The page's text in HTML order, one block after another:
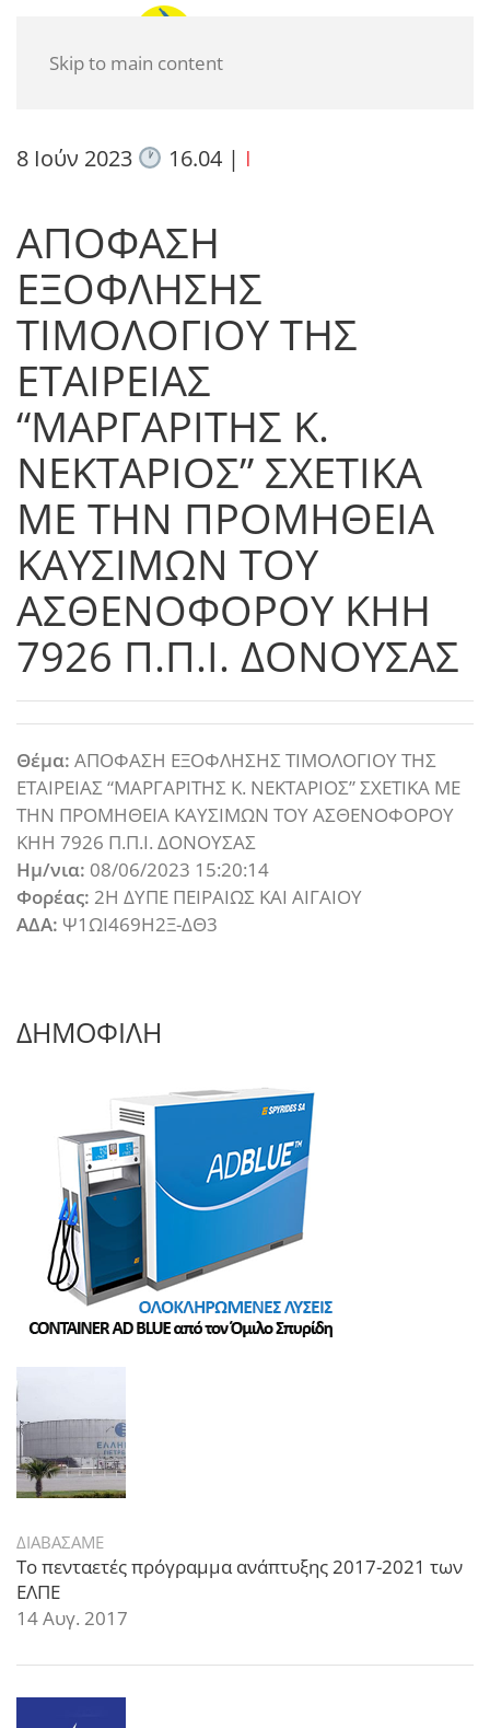
Skip to main content
8 Ιούν 2023 16.04| I
ΑΠΟΦΑΣΗ
ΕΞΟΦΛΗΣΗΣ
ΤΙΜΟΛΟΓΙΟΥ ΤΗΣ
ΕΤΑΙΡΕΙΑΣ
“ΜΑΡΓΑΡΙΤΗΣ Κ.
ΝΕΚΤΑΡΙΟΣ” ΣΧΕΤΙΚΑ
ΜΕ ΤΗΝ ΠΡΟΜΗΘΕΙΑ
ΚΑΥΣΙΜΩΝ ΤΟΥ
ΑΣΘΕΝΟΦΟΡΟΥ ΚΗΗ
7926 Π.Π.Ι. ΔΟΝΟΥΣΑΣ
Θέμα: ΑΠΟΦΑΣΗ ΕΞΟΦΛΗΣΗΣ ΤΙΜΟΛΟΓΙΟΥ ΤΗΣ
ΕΤΑΙΡΕΙΑΣ “ΜΑΡΓΑΡΙΤΗΣ Κ. ΝΕΚΤΑΡΙΟΣ” ΣΧΕΤΙΚΑ ΜΕ
ΤΗΝ ΠΡΟΜΗΘΕΙΑ ΚΑΥΣΙΜΩΝ ΤΟΥ ΑΣΘΕΝΟΦΟΡΟΥ
ΚΗΗ 7926 Π.Π.Ι. ΔΟΝΟΥΣΑΣ
Ημ/νια: 08/06/2023 15:20:14
Φορέας: 2Η ΔΥΠΕ ΠΕΙΡΑΙΩΣ ΚΑΙ ΑΙΓΑΙΟΥ
ΑΔΑ: Ψ1ΩΙ469Η2Ξ-ΔΘ3
ΔΗΜΟΦΙΛΗ
ΔΙΑΒΑΣΑΜΕ
Το πενταετές πρόγραμμα ανάπτυξης 2017-2021 των
ΕΛΠΕ
14 Αυγ. 2017